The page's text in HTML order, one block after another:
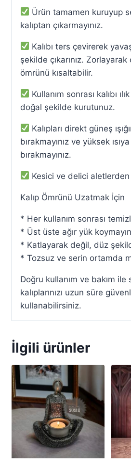
Ürün tamamen kuruyup
kalıptan çıkarmayınız.
Kalıbı ters çevirerek
şekilde çıkarınız. Zorlayarak
ömrünü kısaltabilir.
Kullanım sonrası kalıbı
doğal şekilde kurutunuz.
Kalıpları direkt güneş
bırakmayınız ve yüksek
bırakmayınız.
Kesici ve delici
Kalıp Ömrünü Uzatmak İçin
* Her kullanım sonrası
* Üst üste ağır yük
* Katlayarak değil, düz
* Tozsuz ve serin ortamda
Doğru kullanım ve bakım ile
kalıplarınızı uzun süre
kullanabilirsiniz.
İlgili ürünler